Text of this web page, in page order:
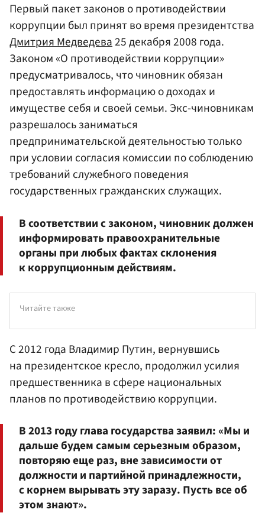
Первый пакет законов о противодействии
коррупции был принят во время президентства
Дмитрия Медведева25 декабря 2008 года.
Законом «О противодействии коррупции»
предусматривалось, что чиновник обязан
предоставлять информацию о доходах и
имуществе себя и своей семьи. Экс-чиновникам
разрешалось заниматься
предпринимательской деятельностью только
при условии согласия комиссии по соблюдению
требований служебного поведения
государственных гражданских служащих.
В соответствии с законом, чиновник должен
информировать правоохранительные
органы при любых фактах склонения
к коррупционным действиям.
Читайте также
С 2012 года Владимир Путин, вернувшись
на президентское кресло, продолжил усилия
предшественника в сфере национальных
планов по противодействию коррупции.
В 2013 году глава государства заявил: «Мы и
дальше будем самым серьезным образом,
повторяю еще раз, вне зависимости от
должности и партийной принадлежности,
с корнем вырывать эту заразу. Пусть все об
этом знают».